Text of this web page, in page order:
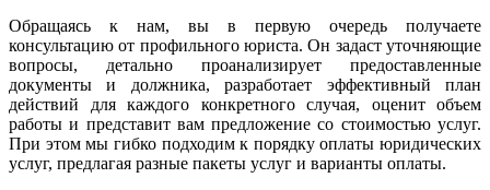
Обращаясь к нам, вы в первую очередь получаете
консультацию от профильного юриста. Он задаст уточняющие
вопросы, детально проанализирует предоставленные
документы и должника, разработает эффективный план
действий для каждого конкретного случая, оценит объем
работы и представит вам предложение со стоимостью услуг.
При этом мы гибко подходим к порядку оплаты юридических
услуг, предлагая разные пакеты услуг и варианты оплаты.